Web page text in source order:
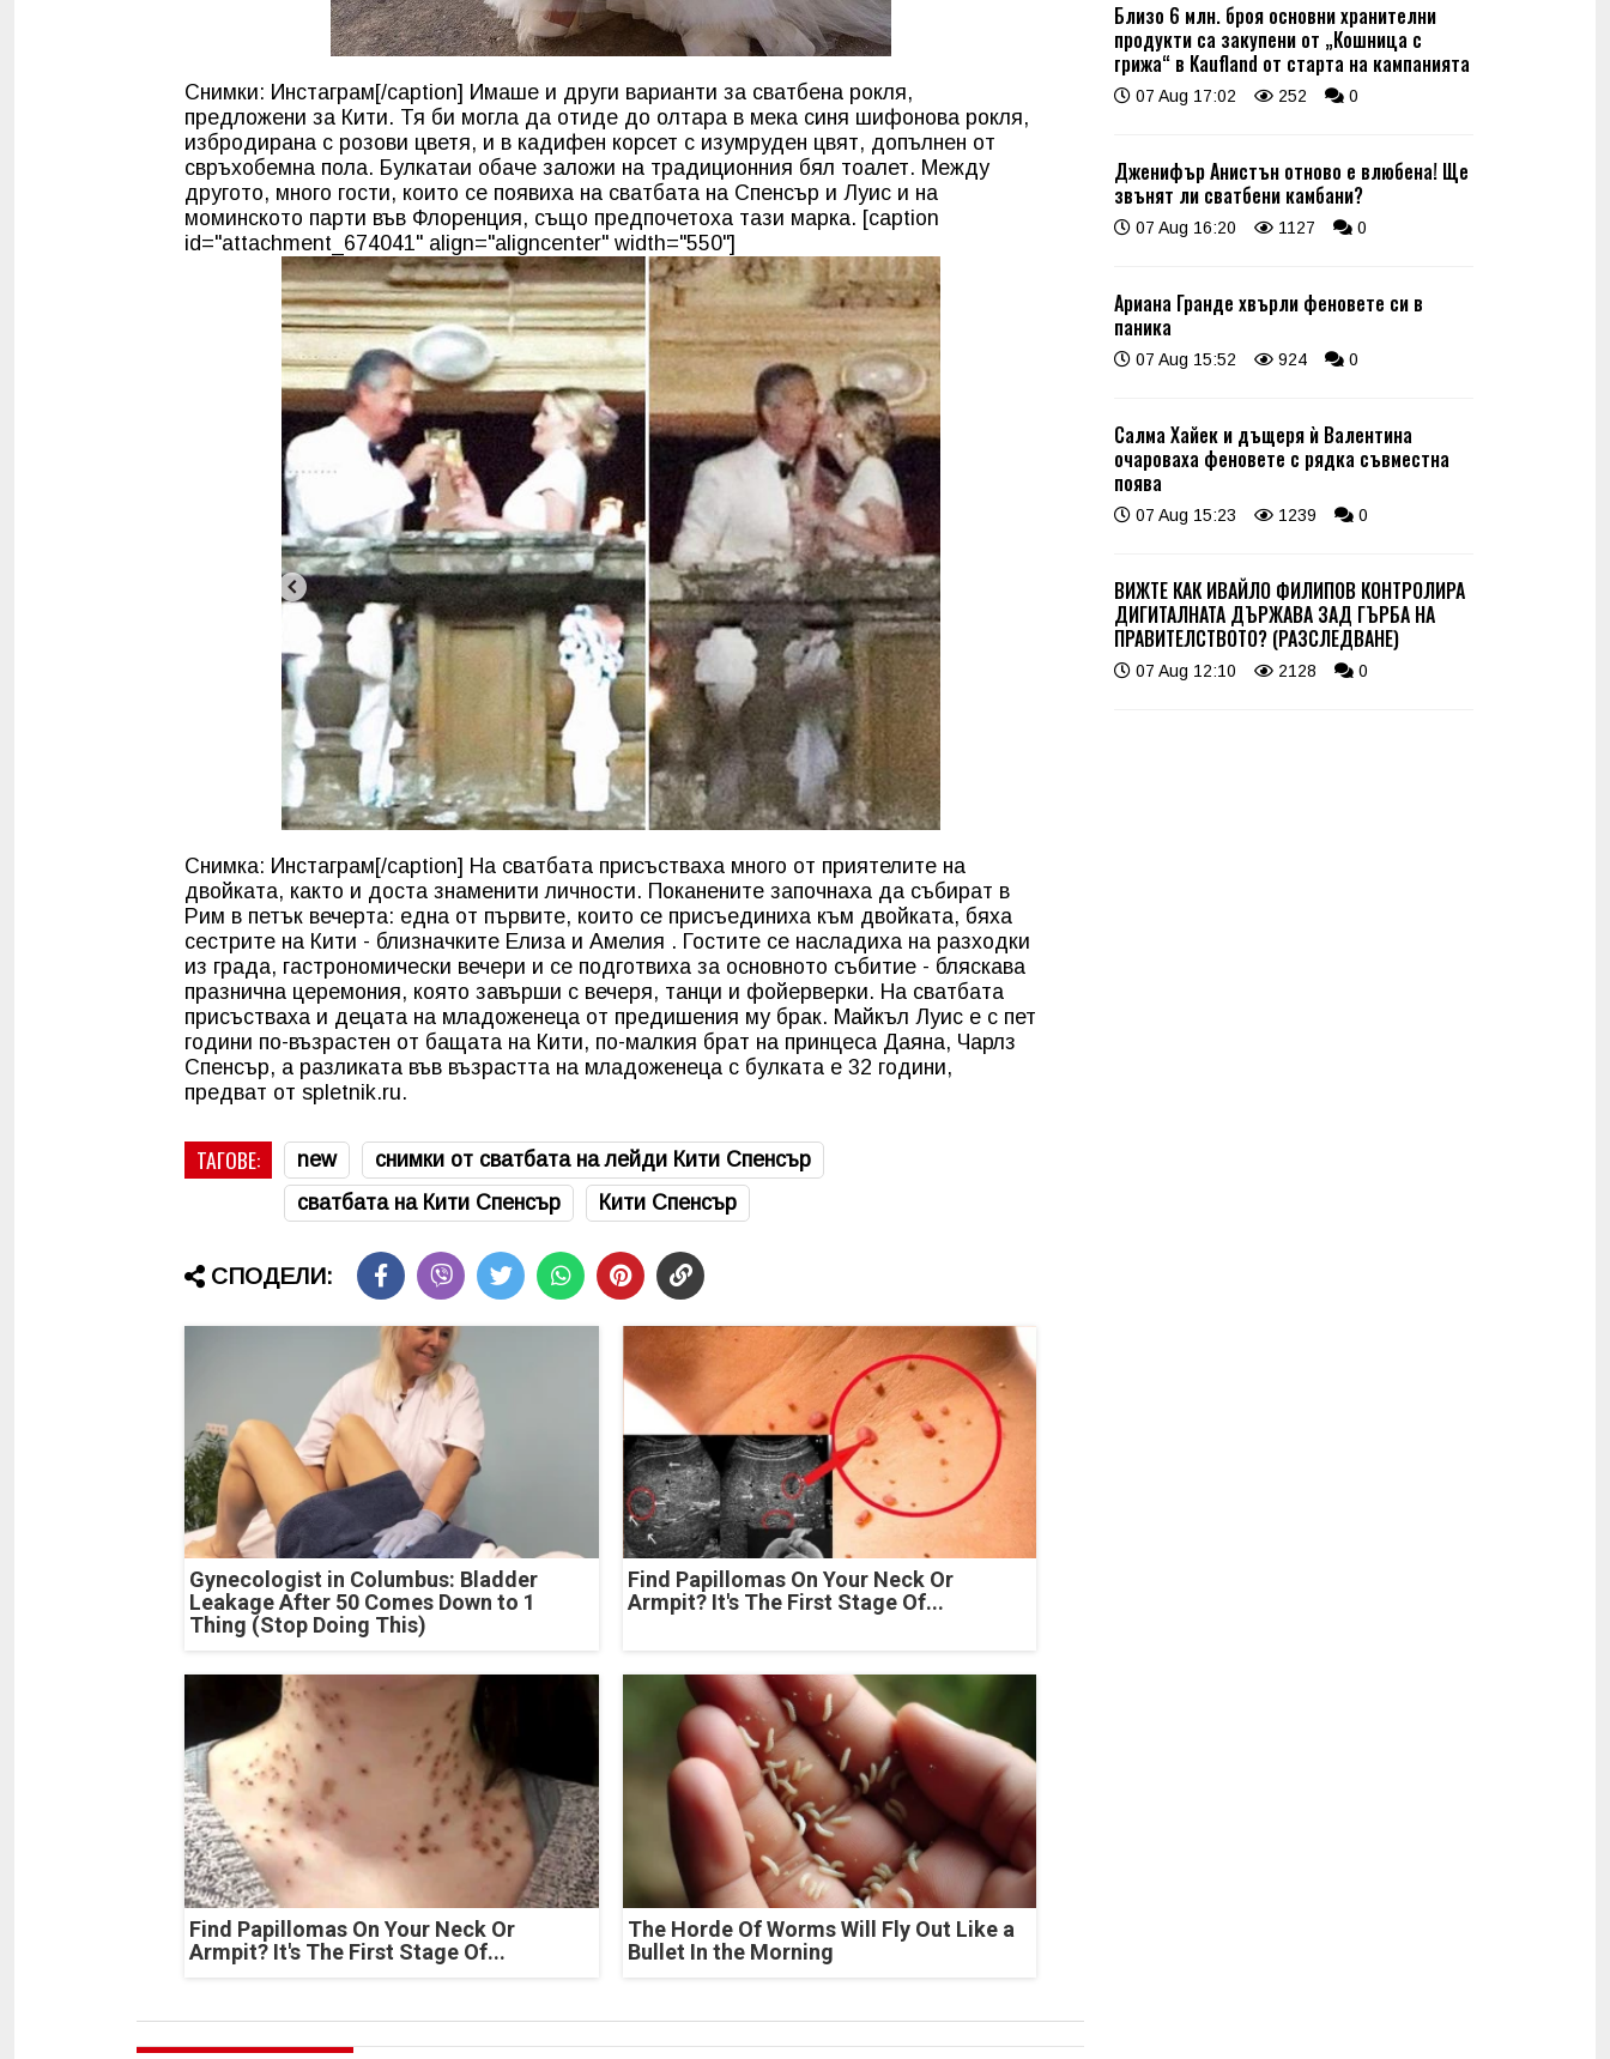
Снимки: Инстаграм[/caption] Имаше и други варианти за сватбена рокля,
предложени за Кити. Тя би могла да отиде до олтара в мека синя шифонова рокля,
избродирана с розови цветя, и в кадифен корсет с изумруден цвят, допълнен от
свръхобемна пола. Булкатаи обаче заложи на традиционния бял тоалет. Между
другото, много гости, които се появиха на сватбата на Спенсър и Луис и на
моминското парти във Флоренция, също предпочетоха тази марка. [caption
id="attachment_674041" align="aligncenter" width="550"]
Снимка: Инстаграм[/caption] На сватбата присъстваха много от приятелите на
двойката, както и доста знаменити личности. Поканените започнаха да събират в
Рим в петък вечерта: една от първите, които се присъединиха към двойката, бяха
сестрите на Кити - близначките Елиза и Амелия . Гостите се насладиха на разходки
из града, гастрономически вечери и се подготвиха за основното събитие - бляскава
празнична церемония, която завърши с вечеря, танци и фойерверки. На сватбата
присъстваха и децата на младоженеца от предишения му брак. Майкъл Луис е с пет
години по-възрастен от бащата на Кити, по-малкия брат на принцеса Даяна, Чарлз
Спенсър, а разликата във възрастта на младоженеца с булката е 32 години,
предват от spletnik.ru.
ТАГОВЕ: new
снимки от сватбата на лейди Кити Спенсър
сватбата на Кити Спенсър
Кити Спенсър
СПОДЕЛИ:
Gynecologist in Columbus: Bladder
Leakage After 50 Comes Down to 1
Thing (Stop Doing This)
Find Papillomas On Your Neck Or
Armpit? It's The First Stage Of...
Find Papillomas On Your Neck Or
Armpit? It's The First Stage Of...
The Horde Of Worms Will Fly Out Like a
Bullet In the Morning
Близо 6 млн. броя основни хранителни
продукти са закупени от „Кошница с
грижа“ в Kaufland от старта на кампанията
07 Aug 17:02 252 0
Дженифър Анистън отново е влюбена! Ще
звънят ли сватбени камбани?
07 Aug 16:20 1127 0
Ариана Гранде хвърли феновете си в
паника
07 Aug 15:52 924 0
Салма Хайек и дъщеря ѝ Валентина
очароваха феновете с рядка съвместна
поява
07 Aug 15:23 1239 0
ВИЖТЕ КАК ИВАЙЛО ФИЛИПОВ КОНТРОЛИРА
ДИГИТАЛНАТА ДЪРЖАВА ЗАД ГЪРБА НА
ПРАВИТЕЛСТВОТО? (РАЗСЛЕДВАНЕ)
07 Aug 12:10 2128 0